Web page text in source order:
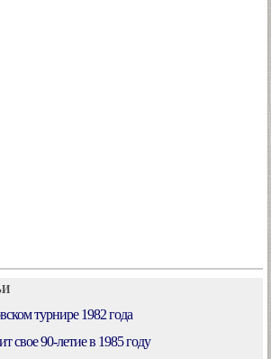
турнире 1982 года
свое 90-летие в 1985 году